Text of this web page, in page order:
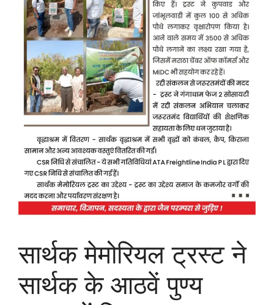
सार्थक मेमोरियल ट्रस्ट ने
सार्थक के आठवें पुण्य